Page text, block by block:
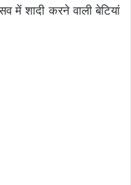
में शादी करने वाली बेटियां